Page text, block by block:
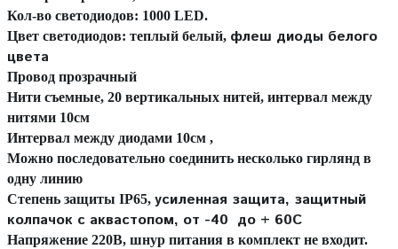
Кол-во светодиодов: 1000 LED.
Цвет светодиодов: теплый белый, флеш диоды белого
цвета
Провод прозрачный
Нити съемные, 20 вертикальных нитей, интервал между
нитями 10см
Интервал между диодами 10см ,
Можно последовательно соединить несколько гирлянд в
одну линию
Степень защиты IP65, усиленная защита, защитный
колпачок с аквастопом, от -40 до + 60С
Напряжение 220В, шнур питания в комплект не входит.